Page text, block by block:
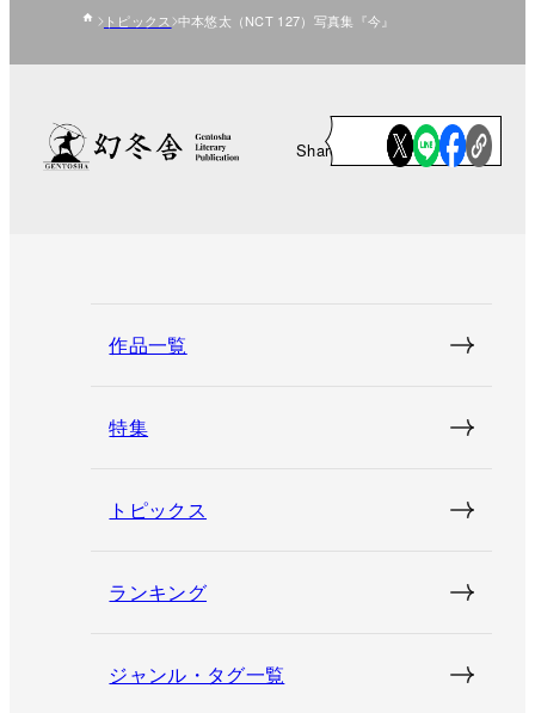
トピックス 中本悠太（NCT 127）写真集『今』
Share
作品一覧
特集
トピックス
ランキング
ジャンル・タグ一覧